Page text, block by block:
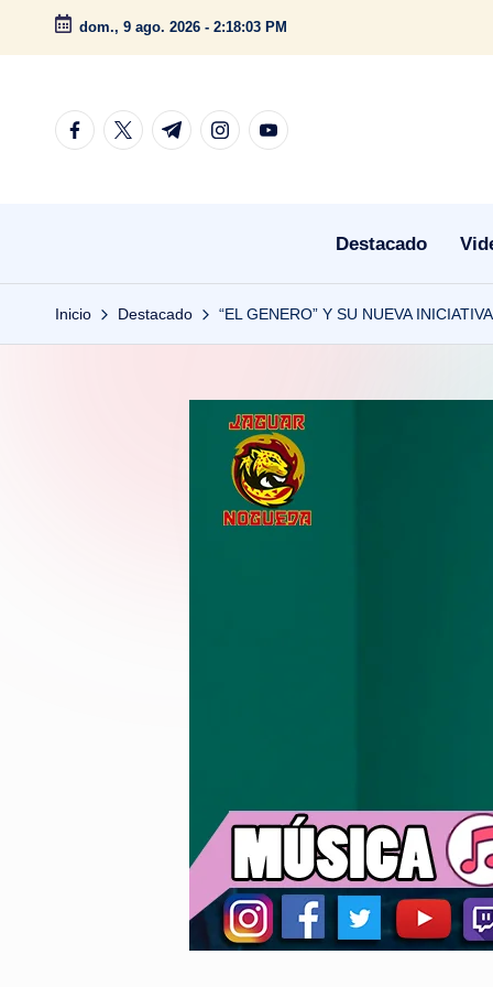
Saltar
contenido
dom., 9 ago. 2026 - 2:18:05 PM
facebook.com
twitter.com
t.me instagram.com
youtube.com
Destacado
Inicio Destacado “EL GENERO” Y SU NUEVA INICIATIVA